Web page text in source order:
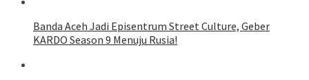
Banda Aceh Jadi Episentrum Street Culture, Geber
KARDO Season 9 Menuju Rusia!